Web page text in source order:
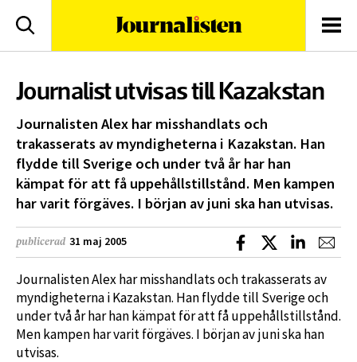
Sök
Journalist utvisas till Kazakstan
Journalisten Alex har misshandlats och
trakasserats av myndigheterna i Kazakstan. Han
flydde till Sverige och under två år har han
kämpat för att få uppehållstillstånd. Men kampen
har varit förgäves. I början av juni ska han utvisas.
publicerad 31 maj 2005 Dela på Facebook
Dela på XDela på
Journalisten Alex har misshandlats och trakasserats av
myndigheterna i Kazakstan. Han flydde till Sverige och
under två år har han kämpat för att få uppehållstillstånd.
Men kampen har varit förgäves. I början av juni ska han
utvisas.